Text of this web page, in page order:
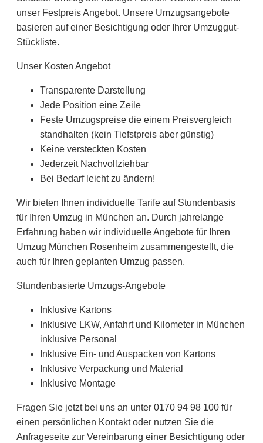
unser Festpreis Angebot. Unsere Umzugsangebote
basieren auf einer Besichtigung oder Ihrer Umzuggut-
Stückliste.
Unser Kosten Angebot
Transparente Darstellung
Jede Position eine Zeile
Feste Umzugspreise die einem Preisvergleich
standhalten (kein Tiefstpreis aber günstig)
Keine versteckten Kosten
Jederzeit Nachvollziehbar
Bei Bedarf leicht zu ändern!
Wir bieten Ihnen individuelle Tarife auf Stundenbasis
für Ihren Umzug in München an. Durch jahrelange
Erfahrung haben wir individuelle Angebote für Ihren
Umzug München Rosenheim zusammengestellt, die
auch für Ihren geplanten Umzug passen.
Stundenbasierte Umzugs-Angebote
Inklusive Kartons
Inklusive LKW, Anfahrt und Kilometer in München
inklusive Personal
Inklusive Ein- und Auspacken von Kartons
Inklusive Verpackung und Material
Inklusive Montage
Fragen Sie jetzt bei uns an unter 0170 94 98 100 für
einen persönlichen Kontakt oder nutzen Sie die
Anfrageseite zur Vereinbarung einer Besichtigung oder